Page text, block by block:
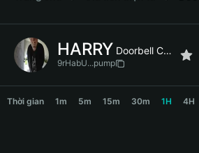
简体中文
繁體中文
Bahasa Indonesia
HARRY Doorbell Chud
9rHabU...pump
HARRY Price Chart
Thời gian 1m 5m 15m 30m 1H 4H